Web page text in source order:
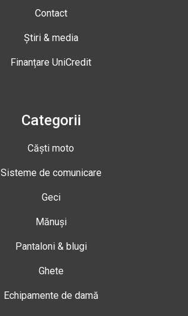
Contact
Știri & media
Finanțare UniCredit
Categorii
Căști moto
Sisteme de comunicare
Geci
Mănuși
Pantaloni & blugi
Ghete
Echipamente de damă